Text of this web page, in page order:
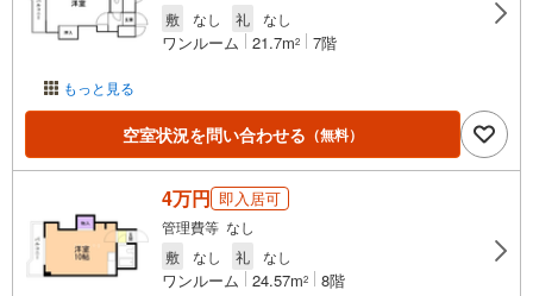
もっと見る
敷
なし 礼 なし
ワンルーム 21.7m2 7階
空室状況を問い合わせる （無料）
4万円 即入居可
管理費等 なし
敷
なし 礼 なし
ワンルーム 24.57m2 8階